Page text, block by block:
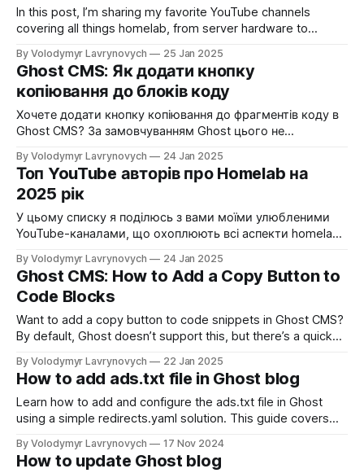
In this post, I’m sharing my favorite YouTube channels
covering all things homelab, from server hardware to
and discover new creators to help you grow your homelab
knowledge and skills.
By Volodymyr Lavrynovych 25 Jan 2025
Ghost CMS: Як додати кнопку
копіювання до блоків коду
Хочете додати кнопку копіювання до фрагментів коду в
Ghost CMS? За замовчуванням Ghost цього не
скрипт у Code Injection, змінюємо стилі та отримуємо
зручну кнопку копіювання. Дізнайтеся, як це зробити за
кілька хвилин!
By Volodymyr Lavrynovych 24 Jan 2025
Топ YouTube авторів про Homelab на
2025 рік
У цьому списку я поділюсь з вами моїми улюбленими
YouTube-каналами, що охоплюють всі аспекти homelab,
Дізнайтеся, хто вартий уваги в 2025 році, і знайдіть
нових улюбленців для свого розвитку в сфері homelab.
By Volodymyr Lavrynovych 24 Jan 2025
Ghost CMS: How to Add a Copy Button to
Code Blocks
Want to add a copy button to code snippets in Ghost CMS?
By default, Ghost doesn’t support this, but there’s a quick
styles, and get a handy copy button. Learn how to set it up
in minutes!
By Volodymyr Lavrynovych 22 Jan 2025
How to add ads.txt file in Ghost blog
Learn how to add and configure the ads.txt file in Ghost
using a simple redirects.yaml solution. This guide covers
redirects, and verifying successful integration with Google
AdSense.
By Volodymyr Lavrynovych 17 Nov 2024
How to update Ghost blog